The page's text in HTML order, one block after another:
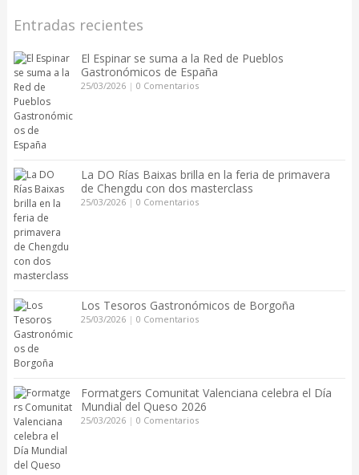
Entradas recientes
El Espinar se suma a la Red de Pueblos
Gastronómicos de España
25/03/2026| 0 Comentarios
La DO Rías Baixas brilla en la feria de primavera
de Chengdu con dos masterclass
25/03/2026| 0 Comentarios
Los Tesoros Gastronómicos de Borgoña
25/03/2026| 0 Comentarios
Formatgers Comunitat Valenciana celebra el Día
Mundial del Queso 2026
25/03/2026| 0 Comentarios